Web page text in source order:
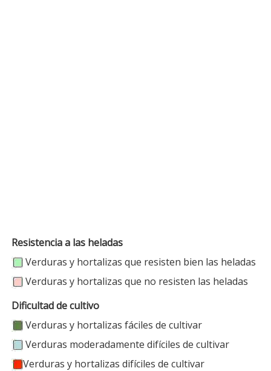
Resistencia a las heladas
Verduras y hortalizas que resisten bien las heladas
Verduras y hortalizas que no resisten las heladas
Dificultad de cultivo
Verduras y hortalizas fáciles de cultivar
Verduras moderadamente difíciles de cultivar
Verduras y hortalizas difíciles de cultivar